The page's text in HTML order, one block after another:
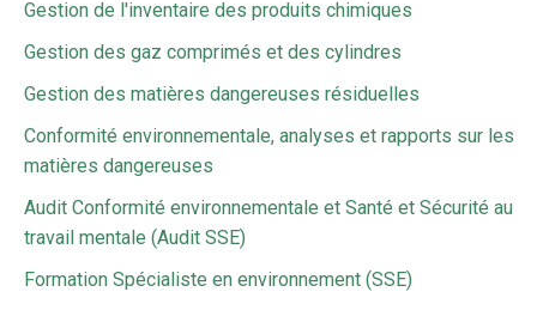
Gestion de l'inventaire des produits chimiques
Gestion des gaz comprimés et des cylindres
Gestion des matières dangereuses résiduelles
Conformité environnementale, analyses et rapports sur les
matières dangereuses
Audit Conformité environnementale et Santé et Sécurité au
travail mentale (Audit SSE)
Formation Spécialiste en environnement (SSE)